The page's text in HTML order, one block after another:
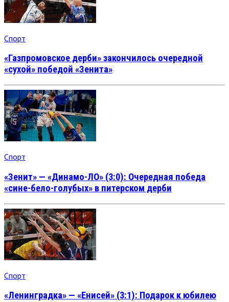
Спорт
«Газпромовское дерби» закончилось очередной
«сухой» победой «Зенита»
Спорт
«Зенит» — «Динамо-ЛО» (3:0): Очередная победа
«сине-бело-голубых» в питерском дерби
Спорт
«Ленинградка» — «Енисей» (3:1): Подарок к юбилею